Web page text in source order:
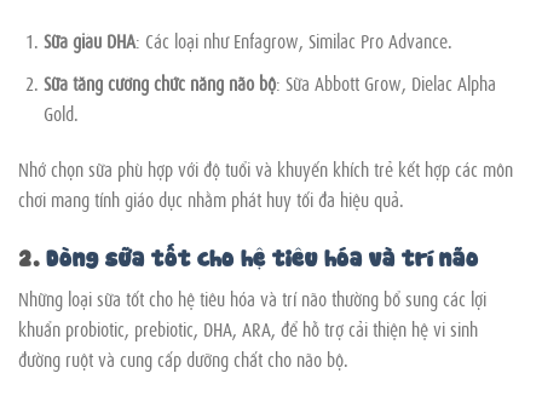
Sữa giàu DHA: Các loại như Enfagrow, Similac Pro Advance.
Sữa tăng cường chức năng não bộ: Sữa Abbott Grow, Dielac Alpha
Gold.
Nhớ chọn sữa phù hợp với độ tuổi và khuyến khích trẻ kết hợp các môn
chơi mang tính giáo dục nhằm phát huy tối đa hiệu quả.
2. Dòng sữa tốt cho hệ tiêu hóa và trí não
Những loại sữa tốt cho hệ tiêu hóa và trí não thường bổ sung các lợi
khuẩn probiotic, prebiotic, DHA, ARA, để hỗ trợ cải thiện hệ vi sinh
đường ruột và cung cấp dưỡng chất cho não bộ.